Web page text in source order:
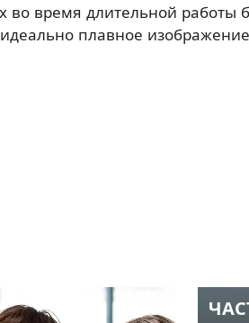
во время длительной работы
плавное